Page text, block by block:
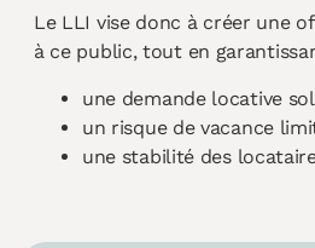
Le LLI vise donc à créer une
à ce public, tout en
une demande locative
un risque de vacance
une stabilité des